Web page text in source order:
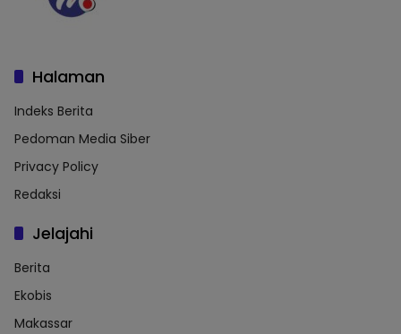
Halaman
Indeks Berita
Pedoman Media Siber
Privacy Policy
Redaksi
Jelajahi
Berita
Ekobis
Makassar